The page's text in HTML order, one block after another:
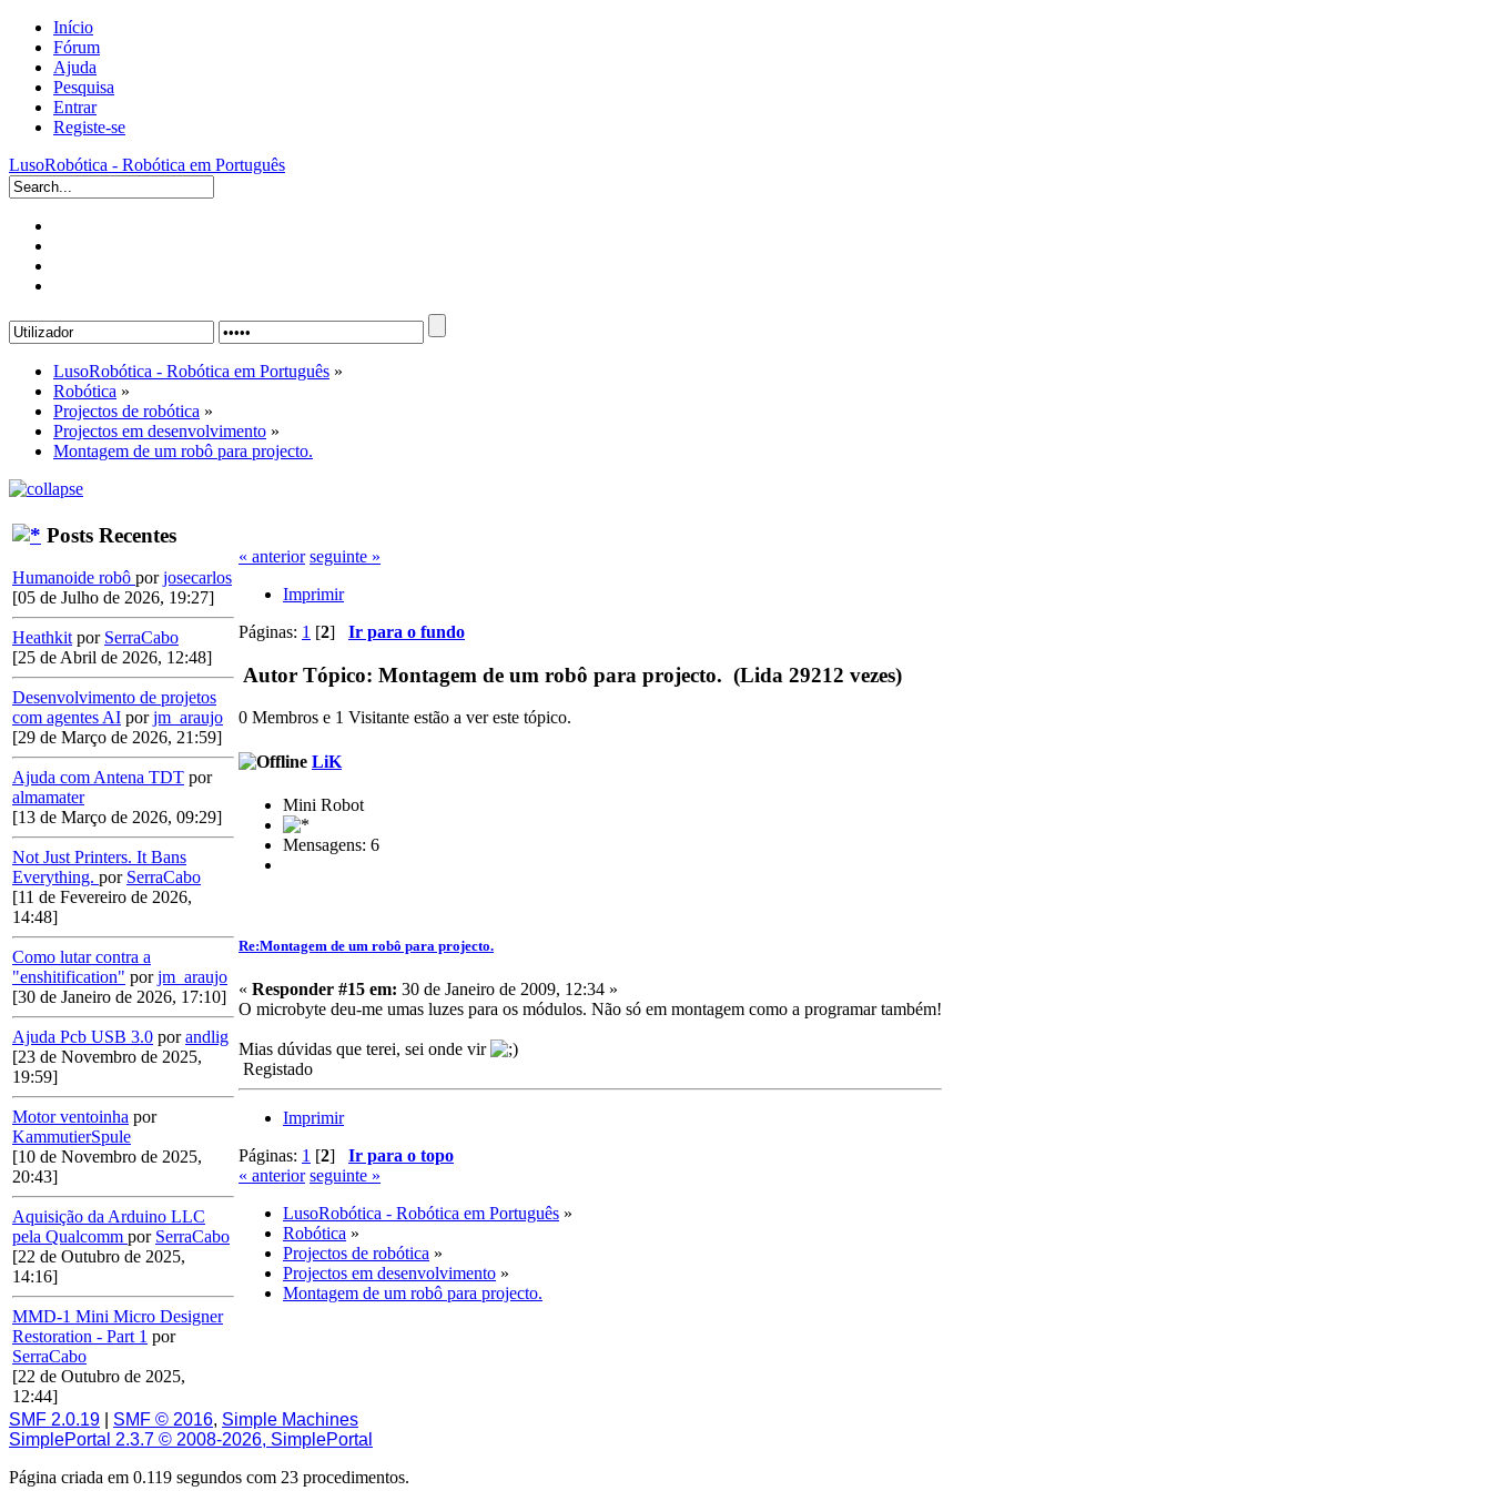
Início
Fórum
Ajuda
Pesquisa
Entrar
Registe-se
LusoRobótica - Robótica em Português
LusoRobótica - Robótica em Português »
Robótica »
Projectos de robótica »
Projectos em desenvolvimento »
Montagem de um robô para projecto.
Posts Recentes
Humanoide robô porjosecarlos
[05 de Julho de 2026, 19:27]
Heathkit por SerraCabo
[25 de Abril de 2026, 12:48]
Desenvolvimento de projetos
com agentes AI porjm_araujo
[29 de Março de 2026, 21:59]
Ajuda com Antena TDT por
almamater
[13 de Março de 2026, 09:29]
Not Just Printers. It Bans
Everything. por SerraCabo
[11 de Fevereiro de 2026,
14:48]
Como lutar contra a
"enshitification" porjm_araujo
[30 de Janeiro de 2026, 17:10]
Ajuda Pcb USB 3.0 porandlig
[23 de Novembro de 2025,
19:59]
Motor ventoinha por
KammutierSpule
[10 de Novembro de 2025,
20:43]
Aquisição da Arduino LLC
pela Qualcomm por SerraCabo
[22 de Outubro de 2025,
14:16]
MMD-1 Mini Micro Designer
Restoration - Part 1 por
SerraCabo
[22 de Outubro de 2025,
12:44]
« anterior seguinte »
Imprimir
Páginas: 1 [2] Ir para o fundo
Autor Tópico: Montagem de um robô para projecto. (Lida 29212 vezes)
0 Membros e 1 Visitante estão a ver este tópico.
LiK
Mini Robot
Mensagens: 6
Re:Montagem de um robô para projecto.
« Responder #15 em: 30 de Janeiro de 2009, 12:34 »
O microbyte deu-me umas luzes para os módulos. Não só em montagem como a programar também!
Mias dúvidas que terei, sei onde vir
Registado
Imprimir
Páginas: 1 [2] Ir para o topo
« anterior seguinte »
LusoRobótica - Robótica em Português »
Robótica »
Projectos de robótica »
Projectos em desenvolvimento »
Montagem de um robô para projecto.
SMF 2.0.19 SMF © 2016, Simple Machines
SimplePortal 2.3.7 © 2008-2026, SimplePortal
Página criada em 0.119 segundos com 23 procedimentos.